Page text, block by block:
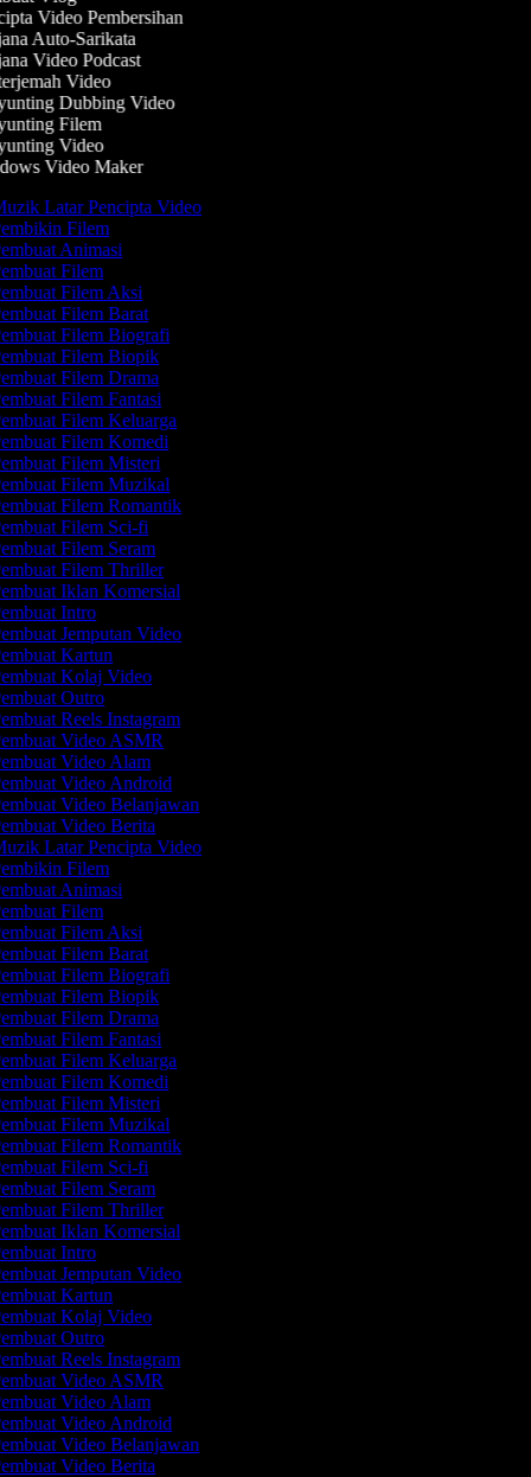
Video Pembersihan
Auto-Sarikata
Video Podcast
Video
Dubbing Video
Filem
Video
Video Maker
Latar Pencipta Video
Filem
Animasi
Filem
Filem Aksi
Filem Barat
Filem Biografi
Filem Biopik
Filem Drama
Filem Fantasi
Filem Keluarga
Filem Komedi
Filem Misteri
Filem Muzikal
Filem Romantik
Filem Sci-fi
Filem Seram
Filem Thriller
Iklan Komersial
Intro
Jemputan Video
Kartun
Kolaj Video
Outro
Reels Instagram
Video ASMR
Video Alam
Video Android
Video Belanjawan
Video Berita
Latar Pencipta Video
Filem
Animasi
Filem
Filem Aksi
Filem Barat
Filem Biografi
Filem Biopik
Filem Drama
Filem Fantasi
Filem Keluarga
Filem Komedi
Filem Misteri
Filem Muzikal
Filem Romantik
Filem Sci-fi
Filem Seram
Filem Thriller
Iklan Komersial
Intro
Jemputan Video
Kartun
Kolaj Video
Outro
Reels Instagram
Video ASMR
Video Alam
Video Android
Video Belanjawan
Video Berita